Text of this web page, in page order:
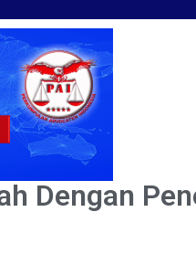
Dengan